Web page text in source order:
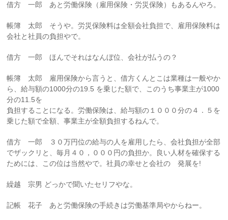
借方 一郎 あと労働保険（雇用保険・労災保険）もあるんやろ。
帳簿 太郎 そうや。労災保険料は全額会社負担で、雇用保険料は
会社と社員の負担やで。
借方 一郎 ほんでそれはなんぼ位、会社が払うの？
帳簿 太郎 雇用保険から言うと、借方くんとこは業種は一般やか
ら、給与額の1000分の19.5 を乗じた額で、このうち事業主が1000
分の11.5を
負担することになる。労働保険は、給与額の１０００分の４．５を
乗じた額で全額、事業主が全額負担するねんで。
借方 一郎 ３０万円位の給与の人を雇用したら、会社負担が全部
でザックリと、毎月４０，０００円の負担か。良い人材を確保する
ためには、この位は当然やで。社員の幸せと会社の 発展を!
繰越 宗男 どっかで聞いたセリフやな。
記帳 花子 あと労働保険の手続きは労働基準局やからねー。